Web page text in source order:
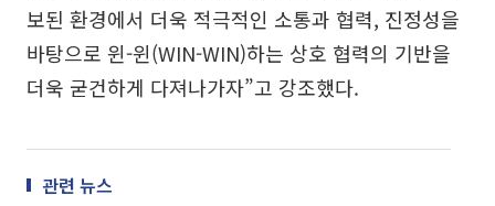
보된 환경에서 더욱 적극적인 소통과 협력, 진정성을
바탕으로 윈-윈(WIN-WIN)하는 상호 협력의 기반을
더욱 굳건하게 다져나가자”고 강조했다.
관련 뉴스